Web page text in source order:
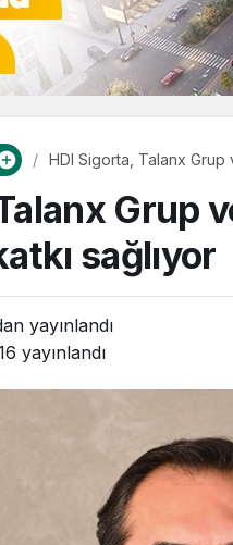
HDI Sigorta, Talanx Grup
Grup
sağlıyor
yayınlandı
yayınlandı